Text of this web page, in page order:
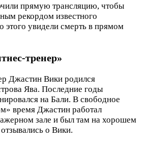
прямую трансляцию, чтобы
рекордом известного
этого увидели смерть в прямом
тренер»
Джастин Вики родился
Ява. Последние годы
на Бали. В свободное
время Джастин работал
зале и был там на хорошем
о Вики.